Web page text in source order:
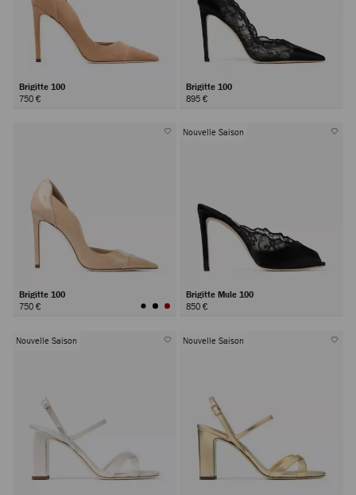
Brigitte 100
750 €
Brigitte 100
895 €
Brigitte 100
750 €
Nouvelle Saison
Brigitte Mule 100
850 €
Nouvelle Saison Nouvelle Saison